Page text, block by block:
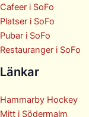
Cafeer i SoFo
Platser i SoFo
Pubar i SoFo
Restauranger i SoFo
Länkar
Hammarby Hockey
Mitt i Södermalm